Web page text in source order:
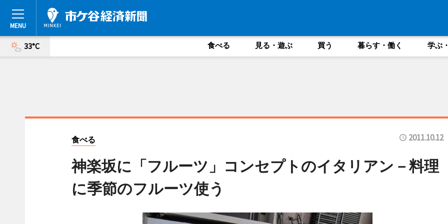
33°C 食べる 見る・遊ぶ 買う 暮らす・働く 学ぶ
食べる 2011.10.12
神楽坂に「フルーツ」コンセプトのイタリアン－料理
に季節のフルーツ使う